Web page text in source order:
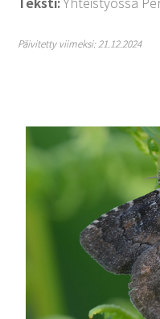
Päivitetty viimeksi: 21.12.2024